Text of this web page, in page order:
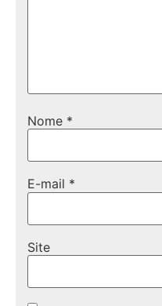
Nome *
E-mail *
Site